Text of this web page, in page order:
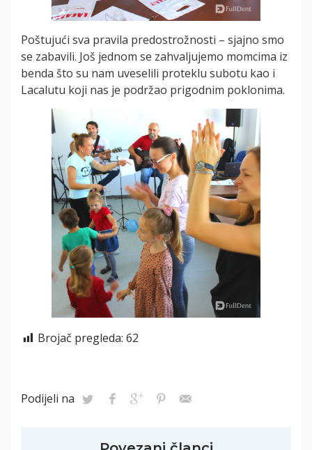
Poštujući sva pravila predostrožnosti – sjajno smo
se zabavili. Još jednom se zahvaljujemo momcima iz
benda što su nam uveselili proteklu subotu kao i
Lacalutu koji nas je podržao prigodnim poklonima.
Brojač pregleda: 62
Podijeli na